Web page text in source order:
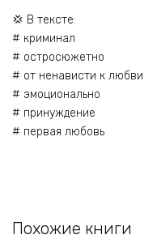
💢 В тексте:
# криминал
# остросюжетно
# от ненависти к любви
# эмоционально
# принуждение
# первая любовь
Похожие книги